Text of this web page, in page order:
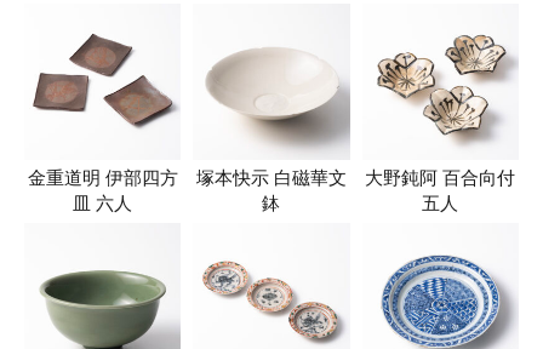
金重道明 伊部四方
皿 六人
塚本快示 白磁華文
鉢
大野鈍阿 百合向付
五人